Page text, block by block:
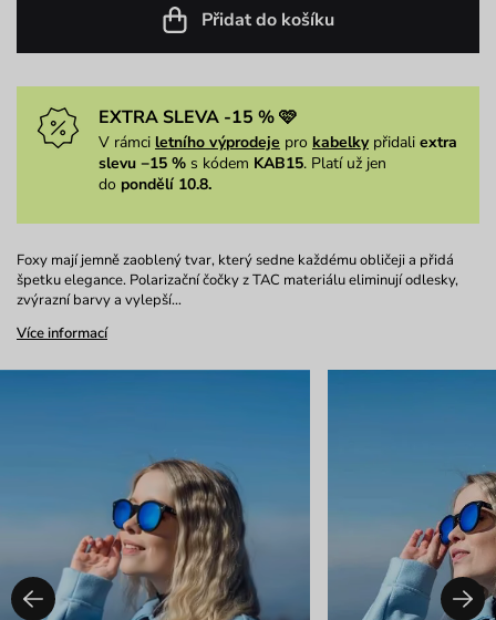
Přidat do košíku
EXTRA SLEVA -15 % 🩷
V rámci letního výprodeje pro kabelkypřidali extra
slevu −15 % s kódem KAB15. Platí už jen
do pondělí 10.8.
Foxy mají jemně zaoblený tvar, který sedne každému obličeji a přidá
špetku elegance. Polarizační čočky z TAC materiálu eliminují odlesky,
zvýrazní barvy a vylepší…
Více informací